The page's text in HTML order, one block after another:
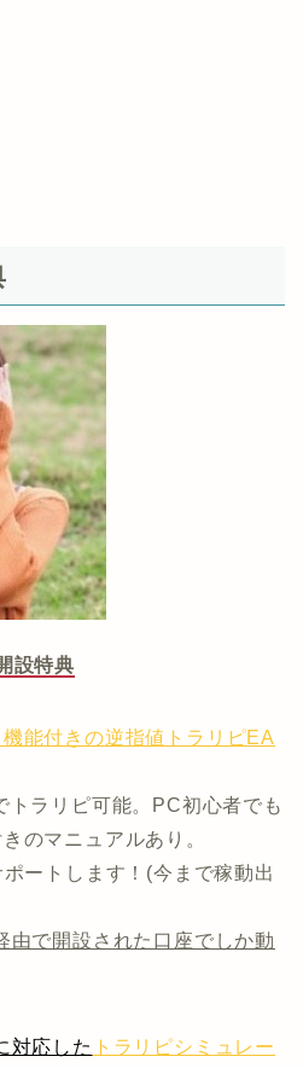
設特典
能付きの逆指値トラリピEA
トラリピ可能。PC初心者でも
のマニュアルあり。
ートします！(今まで稼動出
由で開設された口座でしか動
対応した トラリピシミュレー